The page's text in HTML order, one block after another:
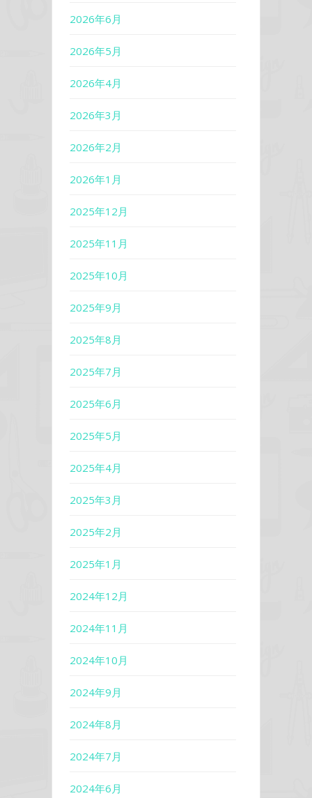
2026年6月
2026年5月
2026年4月
2026年3月
2026年2月
2026年1月
2025年12月
2025年11月
2025年10月
2025年9月
2025年8月
2025年7月
2025年6月
2025年5月
2025年4月
2025年3月
2025年2月
2025年1月
2024年12月
2024年11月
2024年10月
2024年9月
2024年8月
2024年7月
2024年6月